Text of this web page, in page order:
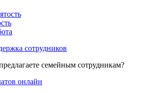
сотрудников
семейным сотрудникам?
онлайн